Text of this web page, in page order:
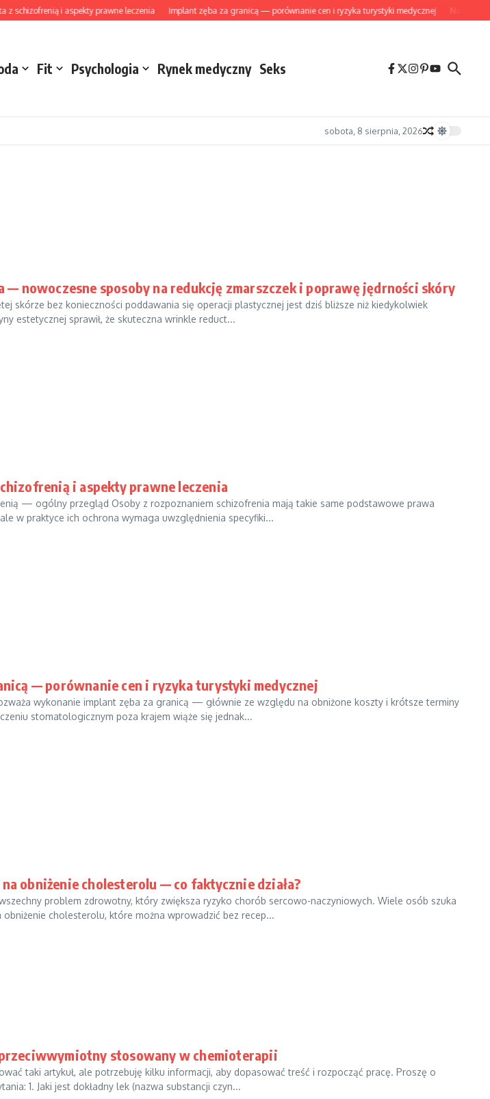
i aspekty prawne leczenia Implant zęba za granicą — porównanie cen i ryzyka turystyki medycznej Naturalne
Fit Psychologia Rynek medyczny Seks
sobota, 8 sierpnia, 2026
— nowoczesne sposoby na redukcję zmarszczek i poprawę jędrności skóry
skórze bez konieczności poddawania się operacji plastycznej jest dziś bliższe niż kiedykolwiek
estetycznej sprawił, że skuteczna wrinkle reduct...
i aspekty prawne leczenia
— ogólny przegląd Osoby z rozpoznaniem schizofrenia mają takie same podstawowe prawa
w praktyce ich ochrona wymaga uwzględnienia specyfiki...
— porównanie cen i ryzyka turystyki medycznej
wykonanie implant zęba za granicą — głównie ze względu na obniżone koszty i krótsze terminy
stomatologicznym poza krajem wiąże się jednak...
obniżenie cholesterolu — co faktycznie działa?
problem zdrowotny, który zwiększa ryzyko chorób sercowo-naczyniowych. Wiele osób szuka
cholesterolu, które można wprowadzić bez recep...
stosowany w chemioterapii
taki artykuł, ale potrzebuję kilku informacji, aby dopasować treść i rozpocząć pracę. Proszę o
1. Jaki jest dokładny lek (nazwa substancji czyn...